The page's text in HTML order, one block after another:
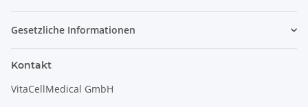
Gesetzliche Informationen
Kontakt
VitaCellMedical GmbH